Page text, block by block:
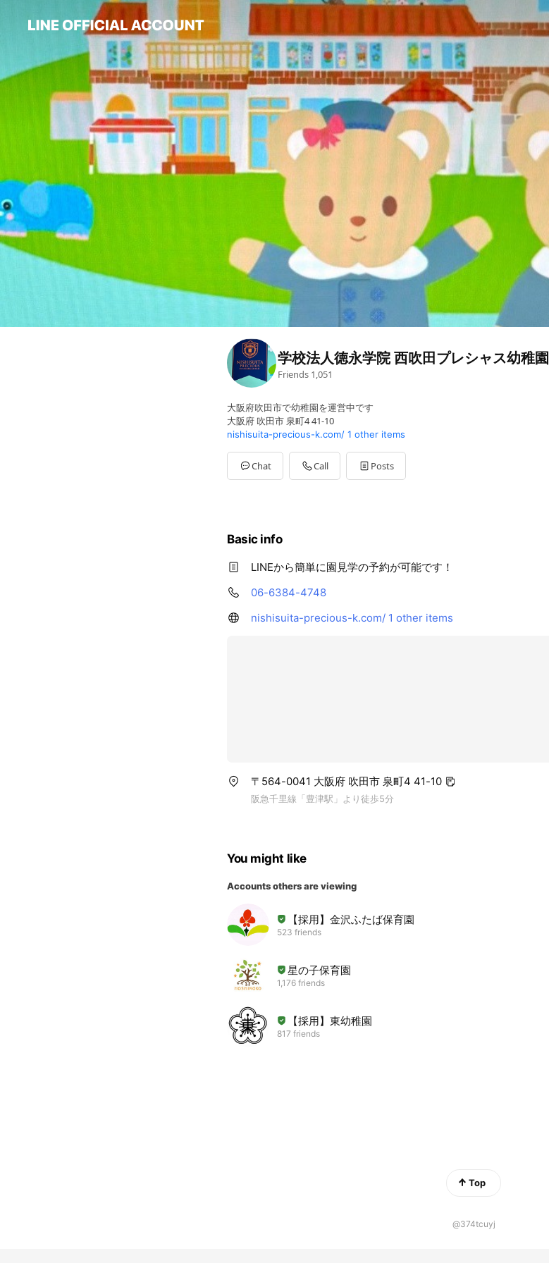
学校法人徳永学院 西吹田プレシャス幼稚園
Friends 1,051
大阪府吹田市で幼稚園を運営中です
大阪府 吹田市 泉町4 41-10
nishisuita-precious-k.com/ 1 other items
Chat Call Posts
Basic info
LINEから簡単に園見学の予約が可能です！
06-6384-4748
nishisuita-precious-k.com/ 1 other items
〒564-0041 大阪府 吹田市 泉町4 41-10
阪急千里線「豊津駅」より徒歩5分
You might like
Accounts others are viewing
【採用】金沢ふたば保育園
523 friends
星の子保育園
1,176 friends
【採用】東幼稚園
817 friends
Top
@374tcuyj